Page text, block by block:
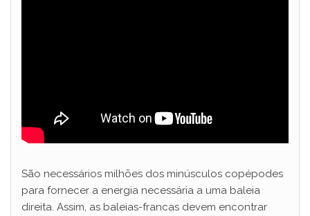
São necessários milhões dos minúsculos copépodes
para fornecer a energia necessária a uma baleia
direita. Assim, as baleias-francas devem encontrar